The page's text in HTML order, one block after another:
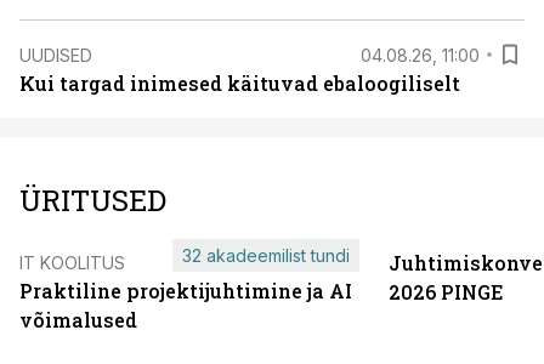
UUDISED 04.08.26, 11:00
Kui targad inimesed käituvad ebaloogiliselt
ÜRITUSED
IT KOOLITUS
Praktiline projektijuhtimine ja AI
võimalused
32 akadeemilist tundi
2026 PINGE